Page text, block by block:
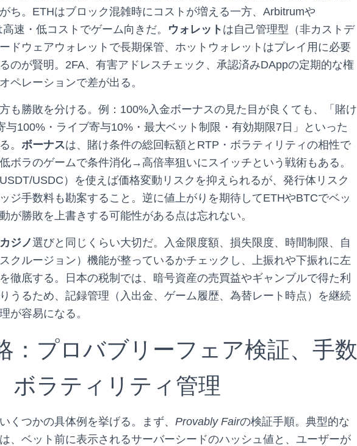
ち。ETHはブロック混雑時にコストが増える一方、Arbitrumや
速・低コストでゲーム向きだ。
ウォレット は自己管理型（非カストデ
ドウェアウォレットで長期保管、ホットウォレットはプレイ用に必要
のが賢明。2FA、有害アドレスチェック、承認済みDAppの定期的な権
ペレーションで差が出る。
も勝敗を分ける。例：100%入金ボーナスの見た目が良くても、「賭け
与100%・ライブ寄与10%・最大ベット制限・有効期限7日」といった
。 ボーナスは、賭け条件の総回転額とRTP・ボラティリティの相性で
ボラのゲームで条件消化→高倍率狙いにスイッチという戦術もある。
USDC）を使えば価格変動リスクを抑えられるが、発行体リスク
ジ手数料も勘案すること。逆に値上がりを期待してETHやBTCでベッ
が勝敗を上書きする可能性がある点は忘れない。
カジノ選びと同じくらい大切だ。入金限度額、損失限度、時間制限、自
クルージョン）機能が整っているかチェックし、上振れや下振れに左
徹底する。日本の税制では、暗号資産の売買益やギャンブルで得た利
うるため、記録管理（入出金、ゲーム履歴、為替レート時点）を継続
が容易になる。
：プロバブリーフェア検証、手数
ボラティリティ管理
くつかの具体例を挙げる。まず、 Provably Fairの検証手順。典型的な
、ベット前に表示されるサーバーシードのハッシュ値と、ユーザーが